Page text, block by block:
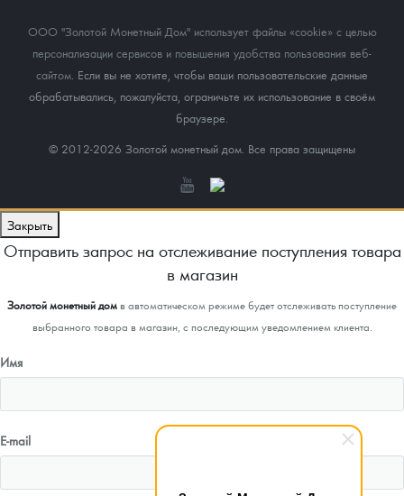
ООО "Золотой Монетный Дом" использует файлы «cookie» с целью
персонализации сервисов и повышения удобства пользования веб-
сайтом. Если вы не хотите, чтобы ваши пользовательские данные
обрабатывались, пожалуйста, ограничьте их использование в своём
браузере.
© 2012-2026 Золотой монетный дом. Все права защищены
Закрыть
Отправить запрос на отслеживание поступления товара
в магазин
Золотой монетный домв автоматическом режиме будет отслеживать поступление
выбранного товара в магазин, с последующим уведомлением клиента.
Имя
E-mail